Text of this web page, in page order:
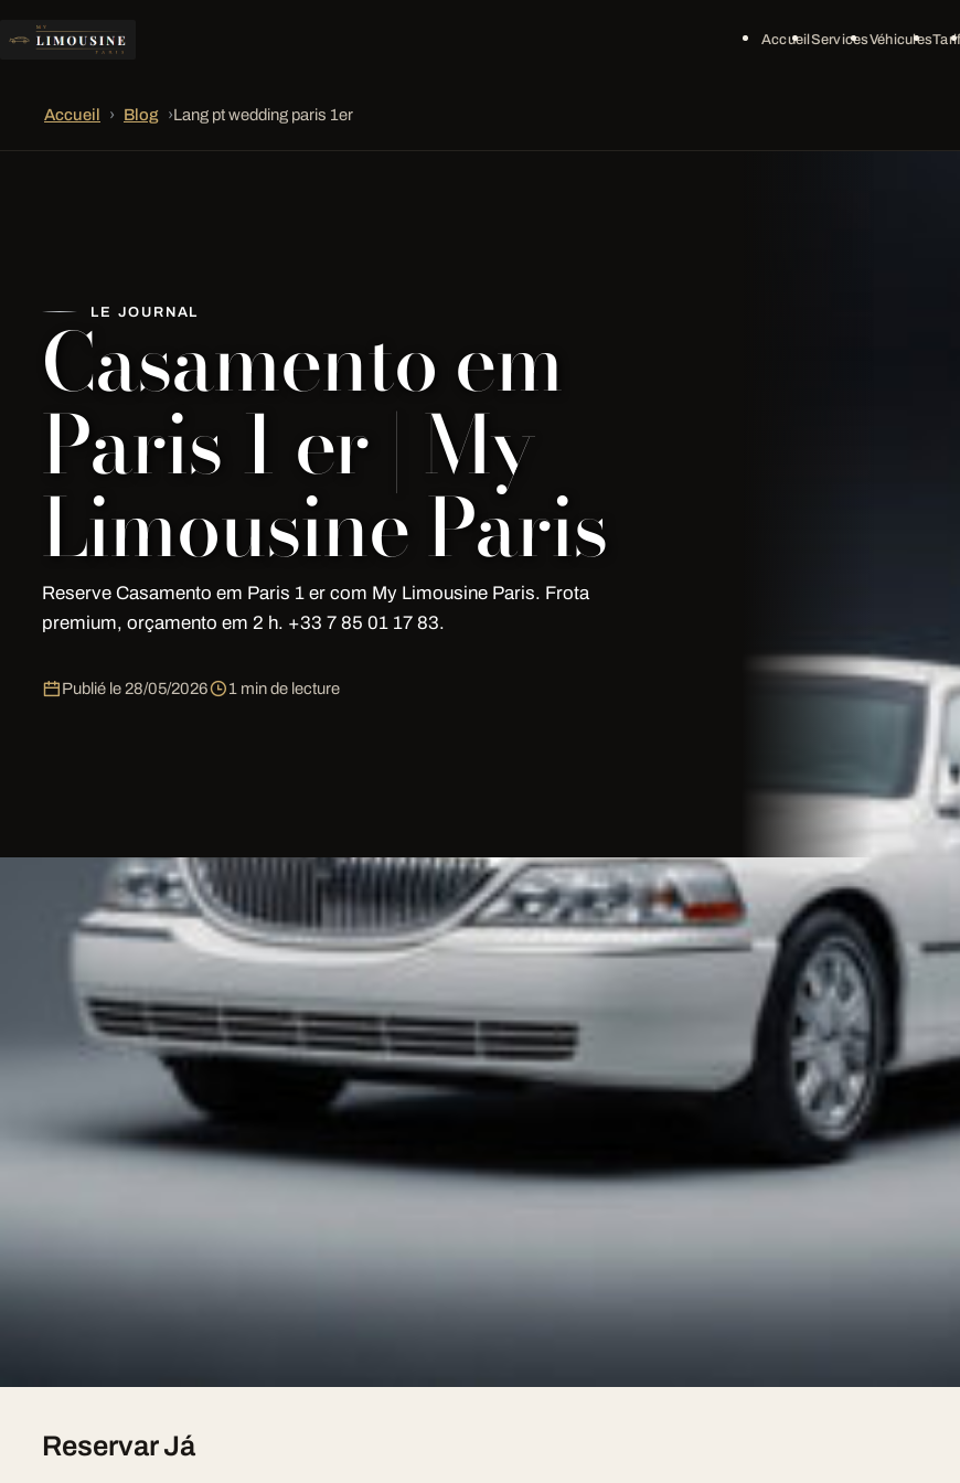
AccueilServicesVéhicules
Accueil › Blog ›Lang pt wedding paris 1er
LE JOURNAL
Casamento em
Paris 1 er | My
Limousine Paris
Reserve Casamento em Paris 1 er com My Limousine Paris. Frota
premium, orçamento em 2 h. +33 7 85 01 17 83.
Publié le 28/05/2026 1 min de lecture
Casamento em Paris 1er | My Limousine Paris
Reserve o seu Casamento em Paris 1er com My Limousine Paris. Frota premium,
motorista que fala português, orçamento em 2h.
A Nossa Frota
Hummer H2 Limousine — 8 seats, sur devis
Chrysler 300C Stretch — 8 seats, sur devis
Reservar Já